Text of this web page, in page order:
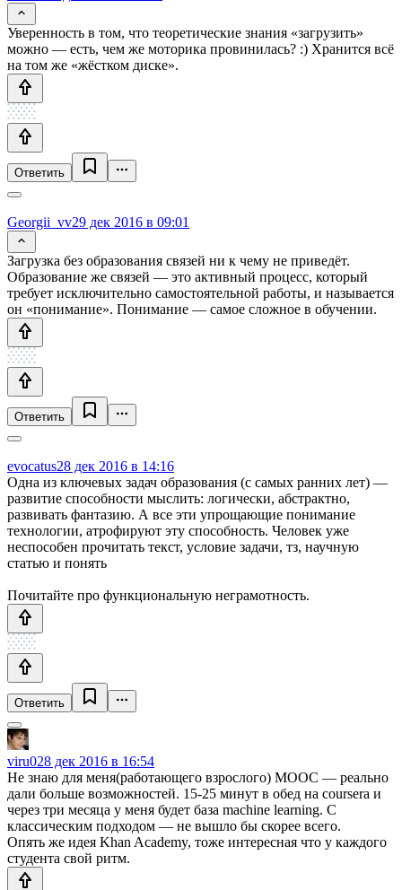
Уверенность в том, что теоретические знания «загрузить»
можно — есть, чем же моторика провинилась? :) Хранится всё
на том же «жёстком диске».
Ответить
Georgii_vv29 дек 2016 в 09:01
Загрузка без образования связей ни к чему не приведёт.
Образование же связей — это активный процесс, который
требует исключительно самостоятельной работы, и называется
он «понимание». Понимание — самое сложное в обучении.
Ответить
evocatus28 дек 2016 в 14:16
Одна из ключевых задач образования (с самых ранних лет) —
развитие способности мыслить: логически, абстрактно,
развивать фантазию. А все эти упрощающие понимание
технологии, атрофируют эту способность. Человек уже
неспособен прочитать текст, условие задачи, тз, научную
статью и понять
Почитайте про функциональную неграмотность.
Ответить
viru028 дек 2016 в 16:54
Не знаю для меня(работающего взрослого) MOOC — реально
дали больше возможностей. 15-25 минут в обед на coursera и
через три месяца у меня будет база machine learning. С
классическим подходом — не вышло бы скорее всего.
Опять же идея Khan Academy, тоже интересная что у каждого
студента свой ритм.